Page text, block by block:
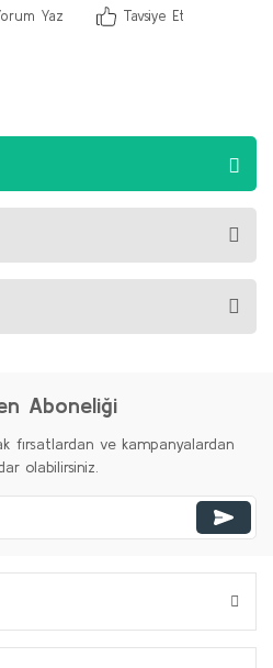
Yaz Tavsiye Et
Aboneliği
fırsatlardan ve kampanyalardan
olabilirsiniz.